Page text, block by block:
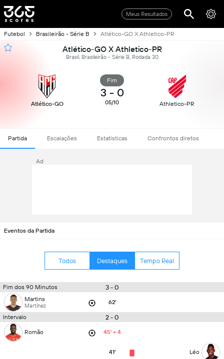
Meus Resultados
Futebol Brasileirão - Série B Atlético-GO X Athletico-PR
Atlético-GO X Athletico-PR
Brasil, Brasileirão - Série B, Rodada 30
Atlético-GO
Fim
3 - 0
05/10 Athletico-PR
Partida Escalações Estatísticas Confrontos diretos
Ad
Eventos da Partida
Todos Destaques Tempo Real
Fim dos 90 Minutos 3 - 0
Martins
Martínez 62'
Intervalo 2 - 0
Romão 45' + 4
41' Léo